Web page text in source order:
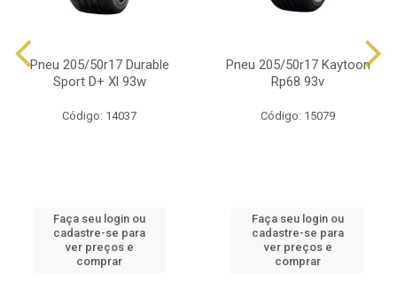
Pneu 205/50r17 Durable
Sport D+ Xl 93w
Código: 14037
Faça seu login ou
cadastre-se para
ver preços e
comprar
Pneu 205/50r17 Kaytoon
Rp68 93v
Código: 15079
Faça seu login ou
cadastre-se para
ver preços e
comprar